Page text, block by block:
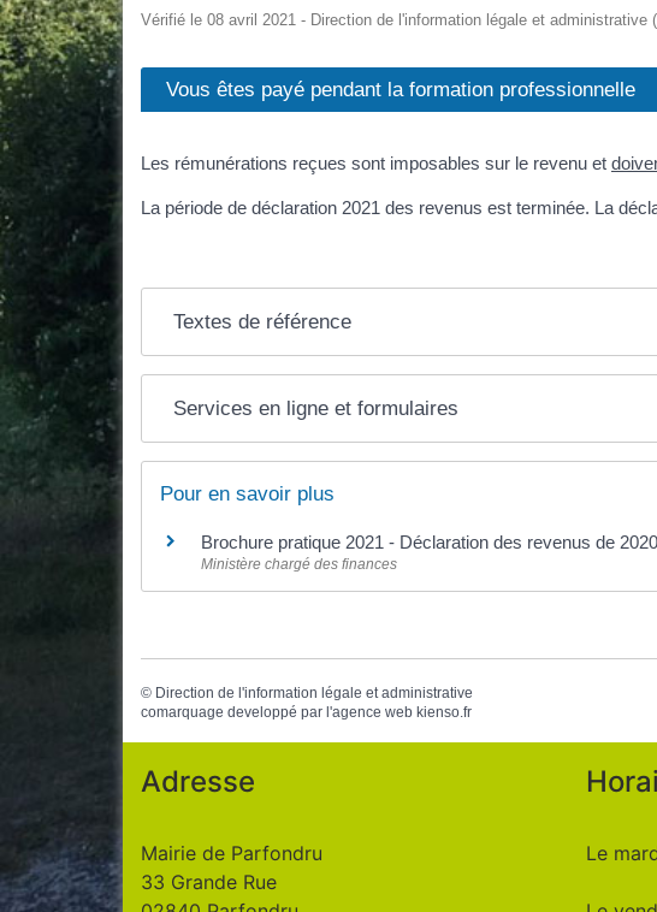
Vérifié le 08 avril 2021 - Direction de l'information légale et administrative
Vous êtes payé pendant la formation professionnelle
Les rémunérations reçues sont imposables sur le revenu et
La période de déclaration 2021 des revenus est terminée. La
Textes de référence
Services en ligne et formulaires
Pour en savoir plus
Brochure pratique 2021 - Déclaration des revenus de 2020
Ministère chargé des finances
© Direction de l'information légale et administrative
comarquage developpé par l'agence web kienso.fr
Adresse
Mairie de Parfondru
33 Grande Rue
Le